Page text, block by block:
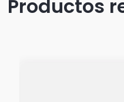
Productos